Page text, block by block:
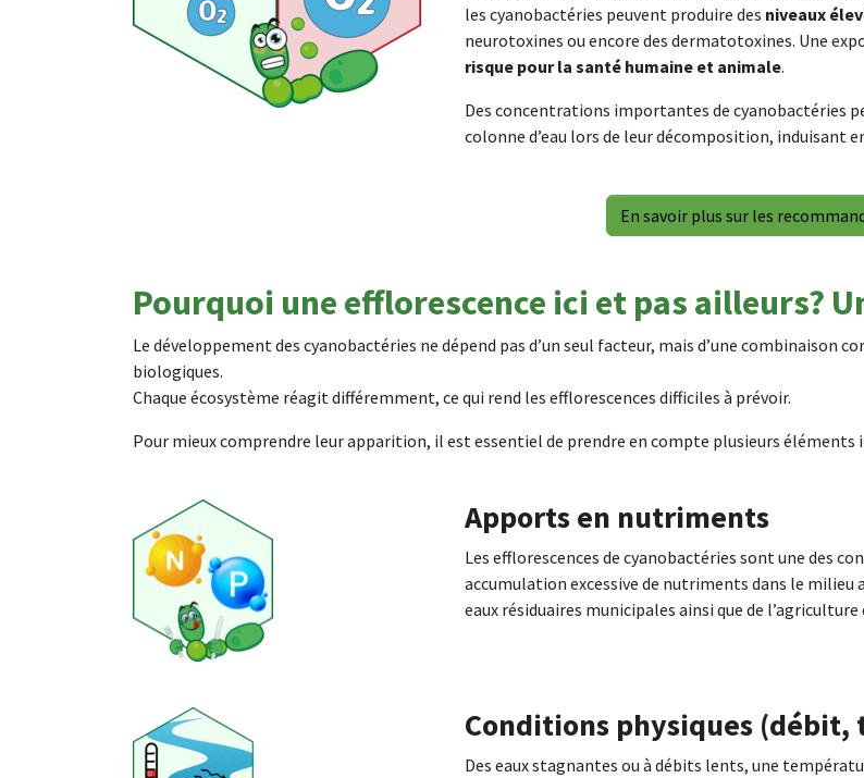
les cyanobactéries peuvent produire des niveaux
neurotoxines ou encore des dermatotoxines. Une
risque pour la santé humaine et animale.
Des concentrations importantes de cyanobactéries
colonne d’eau lors de leur décomposition, induisant
En savoir plus sur les
Pourquoi une efflorescence ici et pas ailleurs?
Le développement des cyanobactéries ne dépend pas d’un seul facteur, mais d’une combinaison
biologiques.
Chaque écosystème réagit différemment, ce qui rend les efflorescences difficiles à prévoir.
Pour mieux comprendre leur apparition, il est essentiel de prendre en compte plusieurs éléments
Apports en nutriments
Les efflorescences de cyanobactéries sont une des
accumulation excessive de nutriments dans le
eaux résiduaires municipales ainsi que de
Conditions physiques (débit,
Des eaux stagnantes ou à débits lents, une